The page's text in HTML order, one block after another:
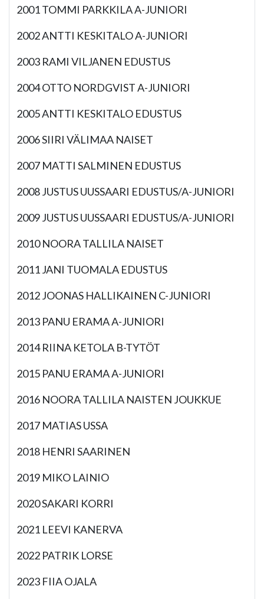
2001 TOMMI PARKKILA A-JUNIORI
2002 ANTTI KESKITALO A-JUNIORI
2003 RAMI VILJANEN EDUSTUS
2004 OTTO NORDGVIST A-JUNIORI
2005 ANTTI KESKITALO EDUSTUS
2006 SIIRI VÄLIMAA NAISET
2007 MATTI SALMINEN EDUSTUS
2008 JUSTUS UUSSAARI EDUSTUS/A-JUNIORI
2009 JUSTUS UUSSAARI EDUSTUS/A-JUNIORI
2010 NOORA TALLILA NAISET
2011 JANI TUOMALA EDUSTUS
2012 JOONAS HALLIKAINEN C-JUNIORI
2013 PANU ERAMA A-JUNIORI
2014 RIINA KETOLA B-TYTÖT
2015 PANU ERAMA A-JUNIORI
2016 NOORA TALLILA NAISTEN JOUKKUE
2017 MATIAS USSA
2018 HENRI SAARINEN
2019 MIKO LAINIO
2020 SAKARI KORRI
2021 LEEVI KANERVA
2022 PATRIK LORSE
2023 FIIA OJALA